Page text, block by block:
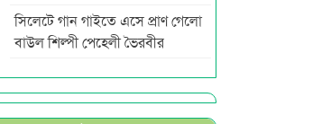
সিলেটে গান গাইতে এসে প্রাণ গেলো
বাউল শিল্পী পেহেলী ভৈরবীর